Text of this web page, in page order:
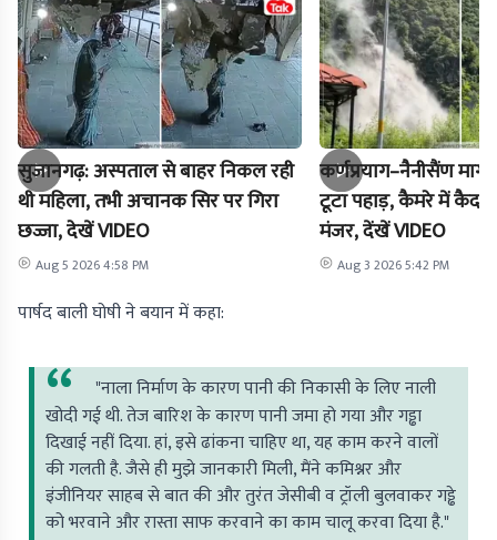
सुजानगढ़: अस्पताल से बाहर निकल रही
थी महिला, तभी अचानक सिर पर गिरा
छज्जा, देखें VIDEO
Aug 5 2026 4:58 PM
कर्णप्रयाग–नैनीसैंण
टूटा पहाड़, कैमरे में कैद
मंजर, देंखें VIDEO
Aug 3 2026 5:42 PM
पार्षद बाली घोषी ने बयान में कहा:
"नाला निर्माण के कारण पानी की निकासी के लिए नाली
खोदी गई थी. तेज बारिश के कारण पानी जमा हो गया और गड्ढा
दिखाई नहीं दिया. हां, इसे ढांकना चाहिए था, यह काम करने वालों
की गलती है. जैसे ही मुझे जानकारी मिली, मैंने कमिश्नर और
इंजीनियर साहब से बात की और तुरंत जेसीबी व ट्रॉली बुलवाकर गड्ढे
को भरवाने और रास्ता साफ करवाने का काम चालू करवा दिया है."